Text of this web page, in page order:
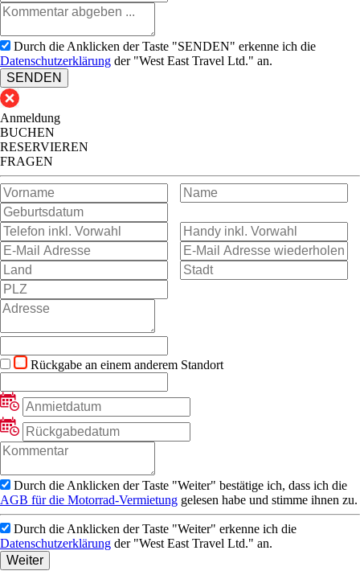
Durch die Anklicken der Taste "SENDEN" erkenne ich die
Datenschutzerklärung der "West East Travel Ltd." an.
SENDEN
Anmeldung
BUCHEN
RESERVIEREN
FRAGEN
Rückgabe an einem anderem Standort
Durch die Anklicken der Taste "Weiter" bestätige ich, dass ich die
AGB für die Motorrad-Vermietung gelesen habe und stimme ihnen zu.
Durch die Anklicken der Taste "Weiter" erkenne ich die
Datenschutzerklärung der "West East Travel Ltd." an.
Weiter